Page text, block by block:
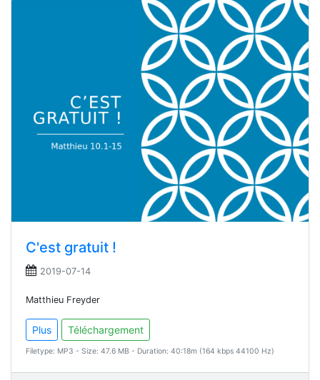
C'est gratuit !
2019-07-14
Matthieu Freyder
Plus Téléchargement
Filetype: MP3 - Size: 47.6 MB - Duration: 40:18m (164 kbps 44100 Hz)